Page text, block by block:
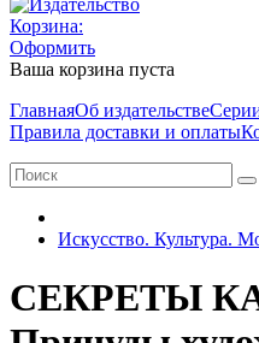
Корзина:
Оформить
Ваша корзина пуста
ГлавнаяОб издательстве
Правила доставки и оплаты
Искусство. Культура.
СЕКРЕТЫ